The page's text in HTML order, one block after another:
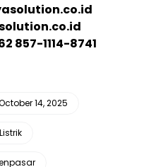
857-1114-8741
14, 2025